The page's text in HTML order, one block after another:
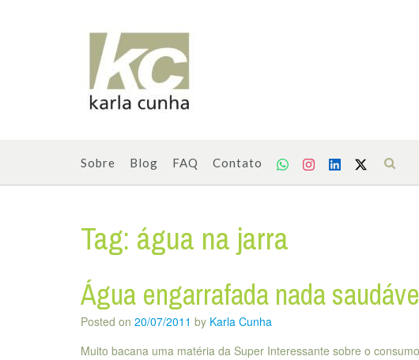
Sobre Blog FAQ Contato
Tag: água na jarra
Água engarrafada nada
Posted on 20/07/2011 by Karla Cunha
Muito bacana uma matéria da Super Interessante sobre o